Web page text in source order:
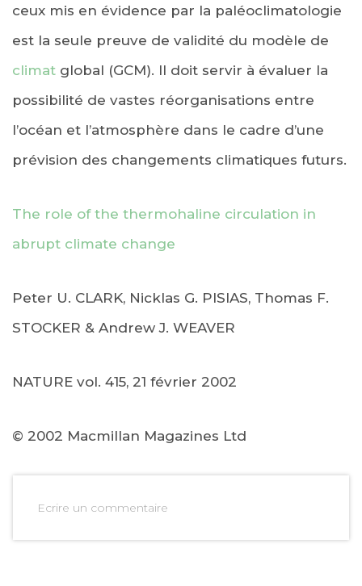
ceux mis en évidence par la paléoclimatologie
est la seule preuve de validité du modèle de
climat global (GCM). Il doit servir à évaluer la
possibilité de vastes réorganisations entre
l’océan et l’atmosphère dans le cadre d’une
prévision des changements climatiques futurs.
The role of the thermohaline circulation in
abrupt climate change
Peter U. CLARK, Nicklas G. PISIAS, Thomas F.
STOCKER & Andrew J. WEAVER
NATURE vol. 415, 21 février 2002
© 2002 Macmillan Magazines Ltd
Ecrire un commentaire